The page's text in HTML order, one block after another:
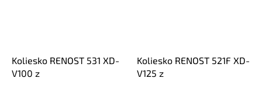
Koliesko RENOST 531 XD-
V100 z
Koliesko RENOST 521F XD-
V125 z